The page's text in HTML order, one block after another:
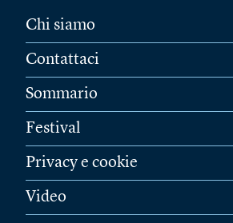
Chi siamo
Contattaci
Sommario
Festival
Privacy e cookie
Video